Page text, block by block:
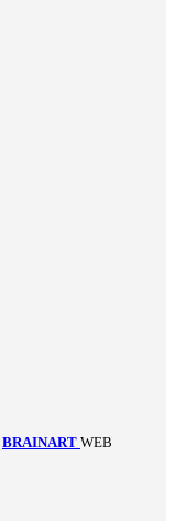
BRAINART WEB